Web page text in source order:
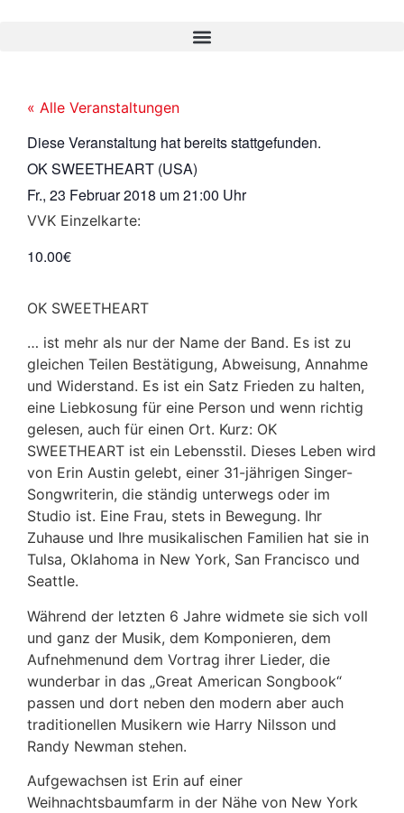
« Alle Veranstaltungen
Diese Veranstaltung hat bereits stattgefunden.
OK SWEETHEART (USA)
Fr., 23 Februar 2018 um21:00 Uhr
VVK Einzelkarte:
10.00€
OK SWEETHEART
… ist mehr als nur der Name der Band. Es ist zu
gleichen Teilen Bestätigung, Abweisung, Annahme
und Widerstand. Es ist ein Satz Frieden zu halten,
eine Liebkosung für eine Person und wenn richtig
gelesen, auch für einen Ort. Kurz: OK
SWEETHEART ist ein Lebensstil. Dieses Leben wird
von Erin Austin gelebt, einer 31-jährigen Singer-
Songwriterin, die ständig unterwegs oder im
Studio ist. Eine Frau, stets in Bewegung. Ihr
Zuhause und Ihre musikalischen Familien hat sie in
Tulsa, Oklahoma in New York, San Francisco und
Seattle.
Während der letzten 6 Jahre widmete sie sich voll
und ganz der Musik, dem Komponieren, dem
Aufnehmenund dem Vortrag ihrer Lieder, die
wunderbar in das „Great American Songbook“
passen und dort neben den modern aber auch
traditionellen Musikern wie Harry Nilsson und
Randy Newman stehen.
Aufgewachsen ist Erin auf einer
Weihnachtsbaumfarm in der Nähe von New York